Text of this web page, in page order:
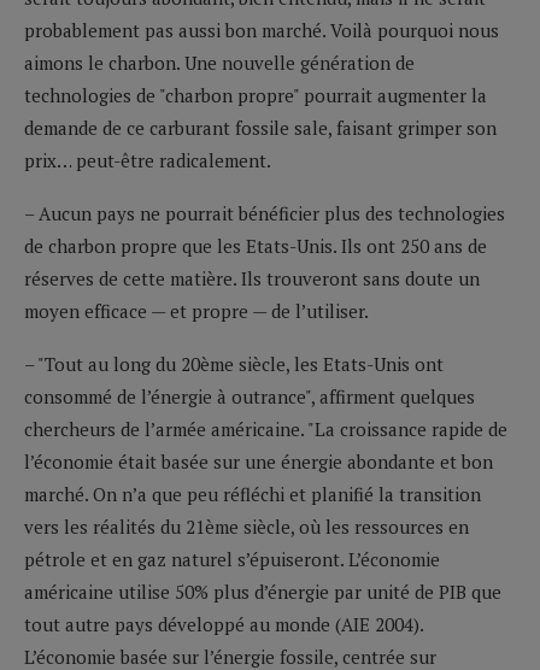
probablement pas aussi bon marché. Voilà pourquoi nous
aimons le charbon. Une nouvelle génération de
technologies de "charbon propre" pourrait augmenter la
demande de ce carburant fossile sale, faisant grimper son
prix… peut-être radicalement.
– Aucun pays ne pourrait bénéficier plus des technologies
de charbon propre que les Etats-Unis. Ils ont 250 ans de
réserves de cette matière. Ils trouveront sans doute un
moyen efficace — et propre — de l’utiliser.
– "Tout au long du 20ème siècle, les Etats-Unis ont
consommé de l’énergie à outrance", affirment quelques
chercheurs de l’armée américaine. "La croissance rapide de
l’économie était basée sur une énergie abondante et bon
marché. On n’a que peu réfléchi et planifié la transition
vers les réalités du 21ème siècle, où les ressources en
pétrole et en gaz naturel s’épuiseront. L’économie
américaine utilise 50% plus d’énergie par unité de PIB que
tout autre pays développé au monde (AIE 2004).
L’économie basée sur l’énergie fossile, centrée sur